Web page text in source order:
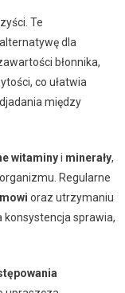
Te
dla
błonnika,
co ułatwia
między
witaminyi minerały,
Regularne
oraz utrzymaniu
konsystencja sprawia,